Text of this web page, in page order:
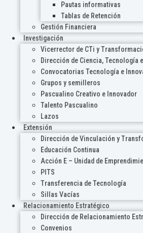
Pautas informativas
Tablas de Retención
Gestión Financiera
Investigación
Vicerrector de CTi y
Dirección de Ciencia, Tecnología
Convocatorias Tecnología e
Grupos y semilleros
Pascualino Creativo e Innovador
Talento Pascualino
Lazos
Extensión
Dirección de Vinculación y
Educación Continua
Acción E – Unidad de
PITS
Transferencia de Tecnología
Sillas Vacías
Relacionamiento Estratégico
Dirección de Relacionamiento
Convenios